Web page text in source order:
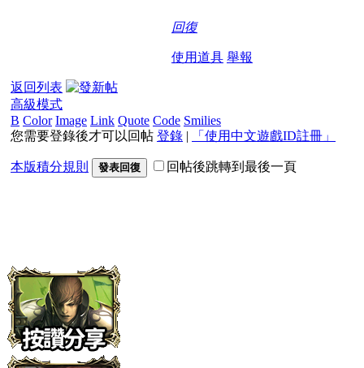
回復
使用道具 舉報
返回列表
高級模式
B Color Image Link Quote Code Smilies
您需要登錄後才可以回帖 登錄 | 「使用中文遊戲ID註冊」
本版積分規則 發表回復 回帖後跳轉到最後一頁